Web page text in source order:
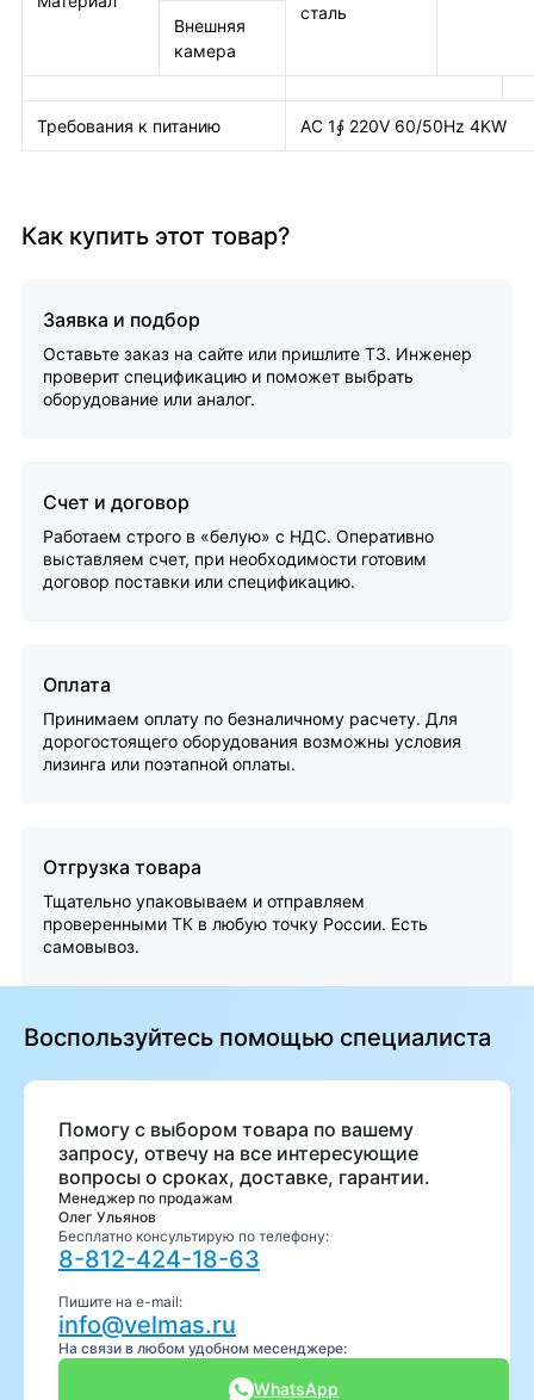
сталь
Внешняя
камера
Требования к питанию AC 1∮ 220V 60/50Hz 4KW
Как купить этот товар?
Заявка и подбор
Оставьте заказ на сайте или пришлите ТЗ. Инженер
проверит спецификацию и поможет выбрать
оборудование или аналог.
Счет и договор
Работаем строго в «белую» с НДС. Оперативно
выставляем счет, при необходимости готовим
договор поставки или спецификацию.
Оплата
Принимаем оплату по безналичному расчету. Для
дорогостоящего оборудования возможны условия
лизинга или поэтапной оплаты.
Отгрузка товара
Тщательно упаковываем и отправляем
проверенными ТК в любую точку России. Есть
самовывоз.
Воспользуйтесь помощью специалиста
Помогу с выбором товара по вашему
запросу, отвечу на все интересующие
вопросы о сроках, доставке, гарантии.
Менеджер по продажам
Олег Ульянов
Бесплатно консультирую по телефону:
8-812-424-18-63
Пишите на e-mail:
info@velmas.ru
На связи в любом удобном месенджере:
WhatsApp